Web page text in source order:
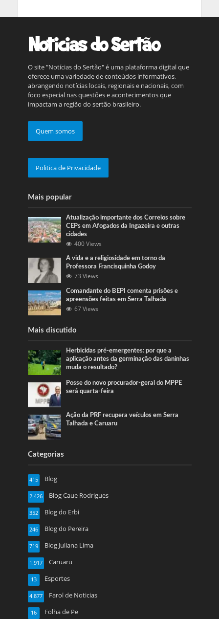
O site "Notícias do Sertão" é uma plataforma digital que
oferece uma variedade de conteúdos informativos,
abrangendo notícias locais, regionais e nacionais, com
foco especial nas questões e acontecimentos que
impactam a região do sertão brasileiro.
Quem somos
Politica de Privacidade
Mais popular
Atualização importante dos Correios sobre
CEPs em Afogados da Ingazeira e outras
cidades
400 Views
A vida e a religiosidade em torno da
Professora Francisquinha Godoy
73 Views
Comandante do BEPI comenta prisões e
apreensões feitas em Serra Talhada
67 Views
Mais discutido
Herbicidas pré-emergentes: por que a
aplicação antes da germinação das daninhas
muda o resultado?
Posse do novo procurador-geral do MPPE
será quarta-feira
Ação da PRF recupera veículos em Serra
Talhada e Caruaru
Categorias
Blog
415
Blog Caue Rodrigues
2.426
Blog do Erbi
352
Blog do Pereira
246
Blog Juliana Lima
719
Caruaru
1.917
Esportes
13
Farol de Noticias
4.877
Folha de Pe
16